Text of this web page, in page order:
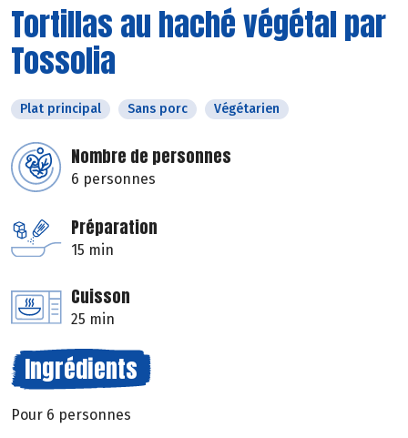
Tortillas au haché végétal par
Tossolia
Plat principal Sans porc Végétarien
Nombre de personnes
6 personnes
Préparation
15 min
Cuisson
25 min
Ingrédients
Pour 6 personnes